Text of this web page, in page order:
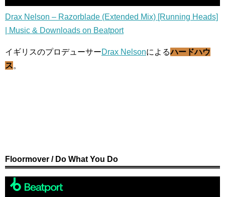
Drax Nelson – Razorblade (Extended Mix) [Running Heads]
| Music & Downloads on Beatport
イギリスのプロデューサーDrax Nelsonによるハードハウ
ス。
Floormover / Do What You Do